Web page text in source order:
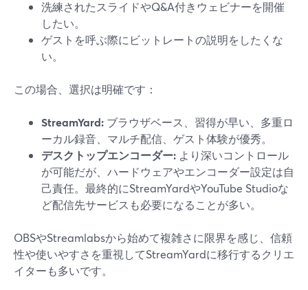
洗練されたスライドやQ&A付きウェビナーを開催
したい。
ゲストを呼ぶ際にビットレートの説明をしたくな
い。
この場合、選択は明確です：
StreamYard: ブラウザベース、習得が早い、多重ロ
ーカル録音、マルチ配信、ゲスト体験が優秀。
デスクトップエンコーダー: より深いコントロール
が可能だが、ハードウェアやエンコーダー設定は自
己責任。最終的にStreamYardやYouTube Studioな
ど配信先サービスも必要になることが多い。
OBSやStreamlabsから始めて複雑さに限界を感じ、信頼
性や使いやすさを重視してStreamYardに移行するクリエ
イターも多いです。